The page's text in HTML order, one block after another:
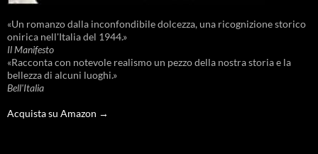
«Un romanzo dalla inconfondibile dolcezza, una ricognizione storico
onirica nell'Italia del 1944.»
Il Manifesto
«Racconta con notevole realismo un pezzo della nostra storia e la
bellezza di alcuni luoghi.»
Bell'Italia
Acquista su Amazon →